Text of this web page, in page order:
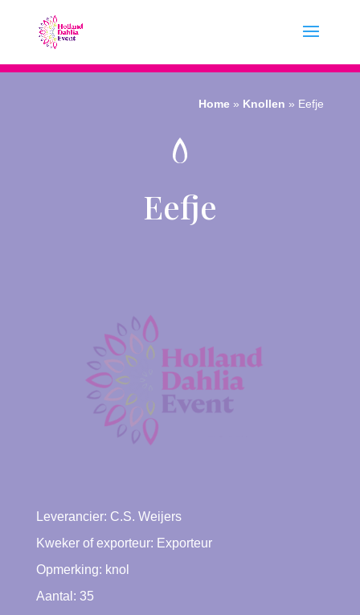
Home » Knollen » Eefje
Eefje
Leverancier: C.S. Weijers
Kweker of exporteur: Exporteur
Opmerking: knol
Aantal: 35